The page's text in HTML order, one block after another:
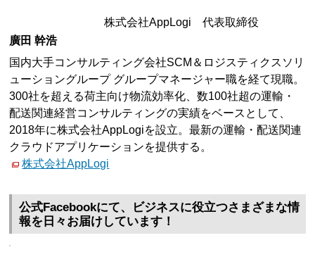
株式会社AppLogi 代表取締役
廣田 幹浩
国内大手コンサルティング会社SCM＆ロジスティクスソリ
ューショングループ グループマネージャー職を経て現職。
300社を超える荷主向け物流効率化、数100社超の運輸・
配送関連経営コンサルティングの実績をベースとして、
2018年に株式会社AppLogiを設立。最新の運輸・配送関連
クラウドアプリケーションを提供する。
株式会社AppLogi
公式Facebookにて、ビジネスに役立つさまざまな情
報を日々お届けしています！